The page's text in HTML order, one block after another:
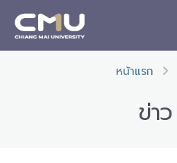
หน้าแรก
ข่าว